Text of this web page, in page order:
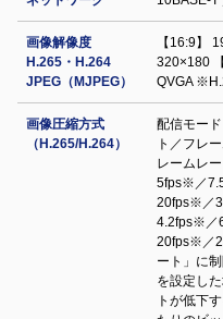
画像解像度
H.265・H.264
JPEG（MJPEG）
【16:9】
320×180
QVGA
画像圧縮方式
（H.265/H.264）
配信モー
ト／フレ
レームレ
5fps※／
20fps※／
4.2fps※／
20fps※／
ート」に
を設定し
トが低下